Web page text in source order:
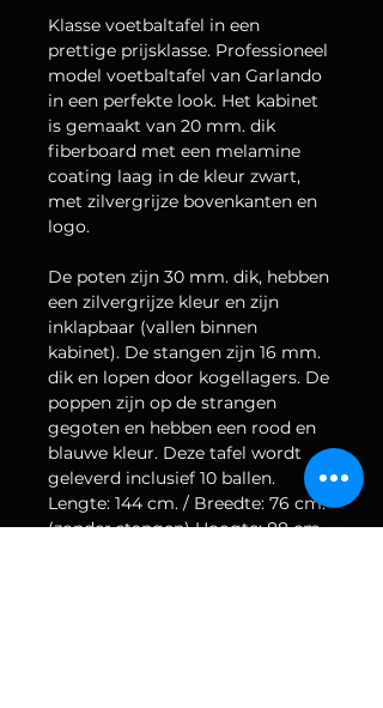
Klasse voetbaltafel in een
prettige prijsklasse. Professioneel
model voetbaltafel van Garlando
in een perfekte look. Het kabinet
is gemaakt van 20 mm. dik
fiberboard met een melamine
coating laag in de kleur zwart,
met zilvergrijze bovenkanten en
logo.
De poten zijn 30 mm. dik, hebben
een zilvergrijze kleur en zijn
inklapbaar (vallen binnen
kabinet). De stangen zijn 16 mm.
dik en lopen door kogellagers. De
poppen zijn op de strangen
gegoten en hebben een rood en
blauwe kleur. Deze tafel wordt
geleverd inclusief 10 ballen.
Lengte: 144 cm. / Breedte: 76 cm.
(zonder stangen) Hoogte: 88 cm.